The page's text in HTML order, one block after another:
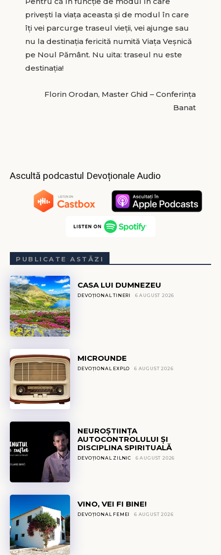
privești la viața aceasta și de modul în care
îți vei parcurge traseul vieții, vei ajunge sau
nu la destinația fericită numită Viața Veșnică
pe Noul Pământ. Nu uita: traseul nu este
destinația!
Florin Orodan, Master Ghid – Conferința
Banat
Ascultă podcastul Devoționale Audio
PUBLICATE ASTĂZI
CASA LUI DUMNEZEU
DEVOȚIONAL TINERI 6 AUGUST 2026
MICROUNDE
DEVOȚIONAL EXPLO 6 AUGUST 2026
NEUROȘTIINȚA
AUTOCONTROLULUI ȘI
DISCIPLINA SPIRITUALĂ
DEVOȚIONAL ZILNIC 6 AUGUST 2026
VINO, VEI FI BINE!
DEVOȚIONAL FEMEI 6 AUGUST 2026